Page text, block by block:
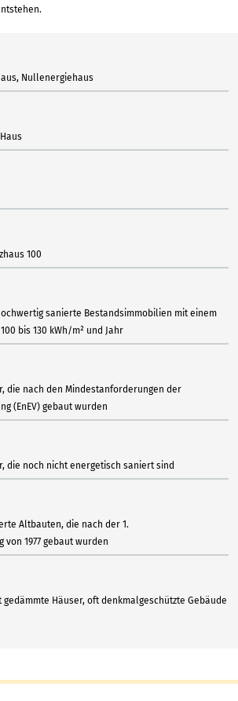
Nullenergiehaus
100
sanierte Bestandsimmobilien mit einem
bis 130 kWh/m² und Jahr
die nach den Mindestanforderungen der
(EnEV) gebaut wurden
die noch nicht energetisch saniert sind
Altbauten, die nach der 1.
1977 gebaut wurden
Häuser, oft denkmalgeschützte Gebäude